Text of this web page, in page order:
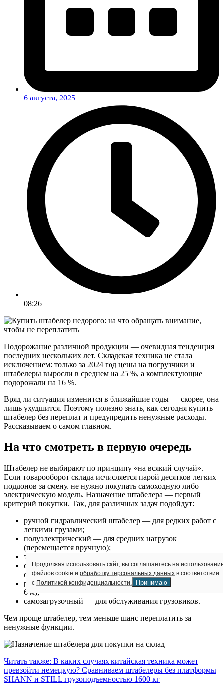
6 августа, 2025
08:26
Подорожание различной продукции — очевидная тенденция
последних нескольких лет. Складская техника не стала
исключением: только за 2024 год цены на погрузчики и
штабелеры выросли в среднем на 25 %, а комплектующие
подорожали на 16 %.
Вряд ли ситуация изменится в ближайшие годы — скорее, она
лишь ухудшится. Поэтому полезно знать, как сегодня купить
штабелер без переплат и предупредить ненужные расходы.
Рассказываем о самом главном.
На что смотреть в первую очередь
Штабелер не выбирают по принципу «на всякий случай».
Если товарооборот склада исчисляется парой десятков легких
поддонов за смену, не нужно покупать самоходную либо
электрическую модель. Назначение штабелера — первый
критерий покупки. Так, для различных задач подойдут:
ручной гидравлический штабелер — для редких работ с
легкими грузами;
полуэлектрический — для средних нагрузок
(перемещается вручную);
электрический — для больших объемов работ;
самоходный — для работы без усилий со стороны
оператора и больших нагрузок;
ричтрак — для многоярусных стеллажей (подъем более
6 м);
самозагрузочный — для обслуживания грузовиков.
Чем проще штабелер, тем меньше шанс переплатить за
ненужные функции.
Читать также: В каких случаях китайская техника может
превзойти немецкую? Сравниваем штабелеры без платформы
SHANN и STILL грузоподъемностью 1600 кг
Продолжая использовать сайт, вы соглашаетесь на
файлов cookie и обработку персональных данных в соответствии
с Политикой конфиденциальности. Принимаю